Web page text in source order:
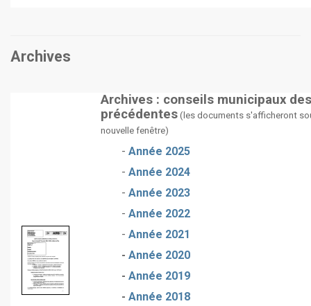
Archives
Archives : conseils municipaux
précédentes (les documents s'afficheront
nouvelle fenêtre)
- Année 2025
- Année 2024
- Année 2023
- Année 2022
- Année 2021
- Année 2020
- Année 2019
- Année 2018